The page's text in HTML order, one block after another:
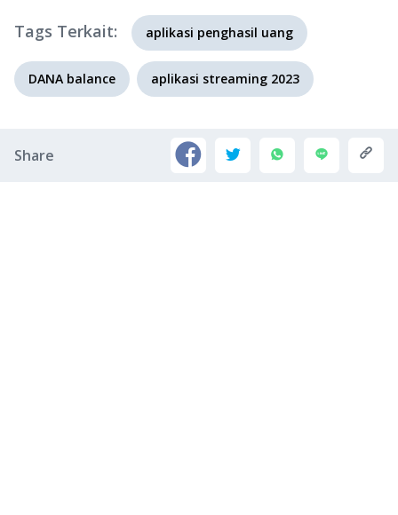
Tags Terkait: aplikasi penghasil uang
DANA balance aplikasi streaming 2023
Share